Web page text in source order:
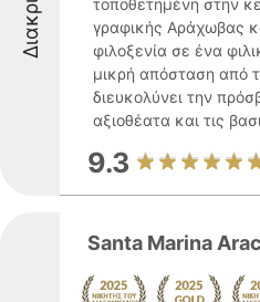
τοποθετημένη στην
γραφικής Αράχωβας
φιλοξενία σε ένα
μικρή απόσταση από
διευκολύνει την
αξιοθέατα και τις
9.3
Santa Marina